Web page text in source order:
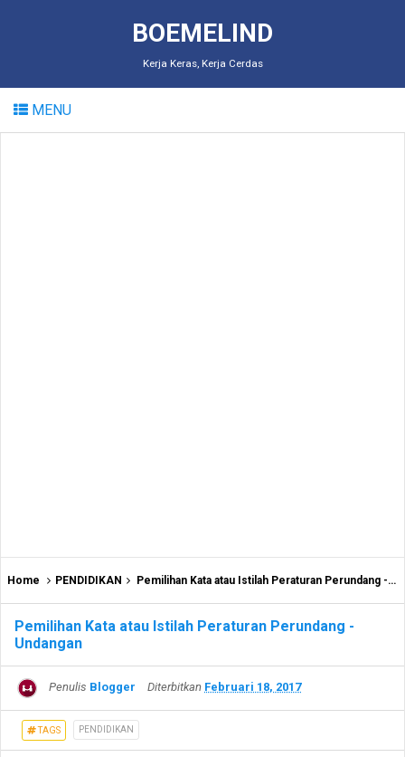
BOEMELIND
Kerja Keras, Kerja Cerdas
MENU
Home PENDIDIKAN Pemilihan Kata atau Istilah Peraturan Perundang - Undangan
Pemilihan Kata atau Istilah Peraturan Perundang -
Undangan
Penulis Blogger Diterbitkan Februari 18, 2017
TAGS PENDIDIKAN